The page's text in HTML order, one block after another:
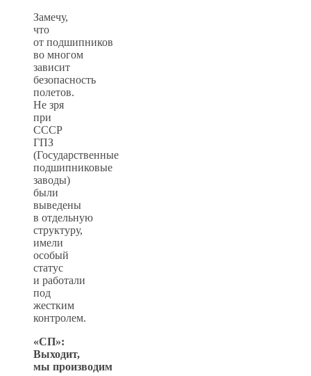
Замечу,
что
от подшипников
во многом
зависит
безопасность
полетов.
Не зря
при
СССР
ГПЗ
(Государственные
подшипниковые
заводы)
были
выведены
в отдельную
структуру,
имели
особый
статус
и работали
под
жестким
контролем.
«СП»:
Выходит,
мы производим